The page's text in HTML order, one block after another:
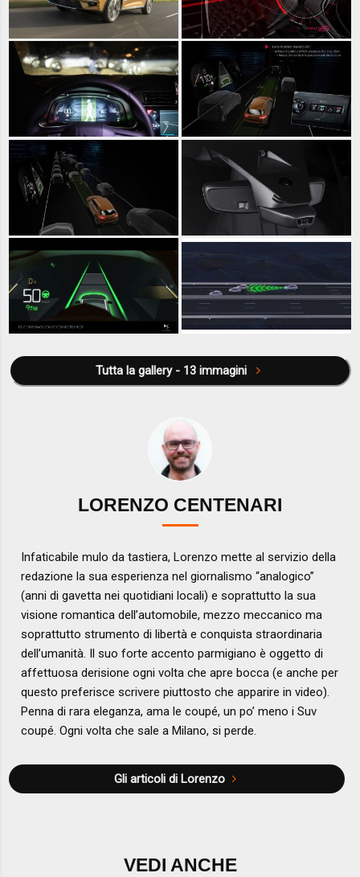
Tutta la gallery - 13 immagini
LORENZO CENTENARI
Infaticabile mulo da tastiera, Lorenzo mette al servizio della
redazione la sua esperienza nel giornalismo “analogico”
(anni di gavetta nei quotidiani locali) e soprattutto la sua
visione romantica dell’automobile, mezzo meccanico ma
soprattutto strumento di libertà e conquista straordinaria
dell’umanità. Il suo forte accento parmigiano è oggetto di
affettuosa derisione ogni volta che apre bocca (e anche per
questo preferisce scrivere piuttosto che apparire in video).
Penna di rara eleganza, ama le coupé, un po’ meno i Suv
coupé. Ogni volta che sale a Milano, si perde.
Gli articoli di Lorenzo
VEDI ANCHE